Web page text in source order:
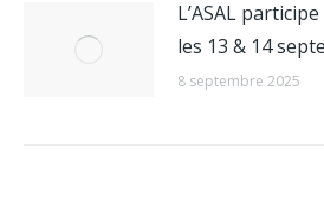
L’ASAL
les 13 & 14
8 septembre 2025